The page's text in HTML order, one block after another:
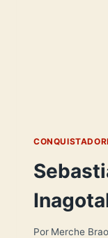
Por Merche